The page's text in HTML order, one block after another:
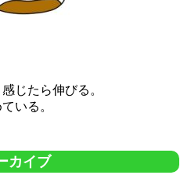
じたら伸びる。
いる。
カイブ